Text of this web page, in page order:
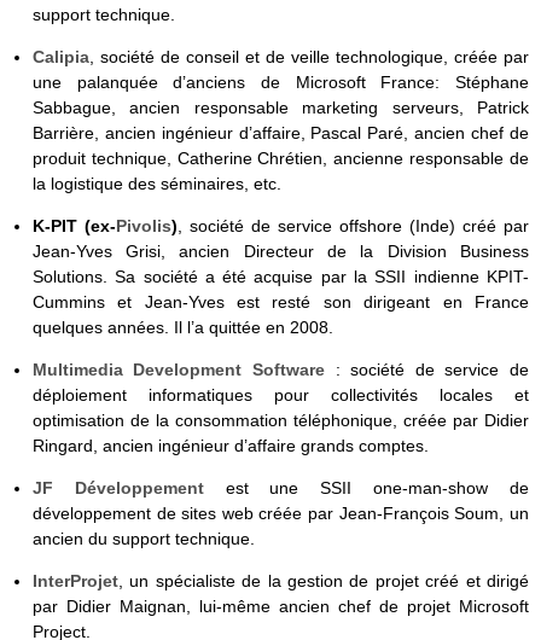
support technique.
Calipia, société de conseil et de veille technologique, créée par
une palanquée d’anciens de Microsoft France: Stéphane
Sabbague, ancien responsable marketing serveurs, Patrick
Barrière, ancien ingénieur d’affaire, Pascal Paré, ancien chef de
produit technique, Catherine Chrétien, ancienne responsable de
la logistique des séminaires, etc.
K-PIT (ex-Pivolis) , société de service offshore (Inde) créé par
Jean-Yves Grisi, ancien Directeur de la Division Business
Solutions. Sa société a été acquise par la SSII indienne KPIT-
Cummins et Jean-Yves est resté son dirigeant en France
quelques années. Il l’a quittée en 2008.
Multimedia Development Software : société de service de
déploiement informatiques pour collectivités locales et
optimisation de la consommation téléphonique, créée par Didier
Ringard, ancien ingénieur d’affaire grands comptes.
JF Développementest une SSII one-man-show de
développement de sites web créée par Jean-François Soum, un
ancien du support technique.
InterProjet, un spécialiste de la gestion de projet créé et dirigé
par Didier Maignan, lui-même ancien chef de projet Microsoft
Project.